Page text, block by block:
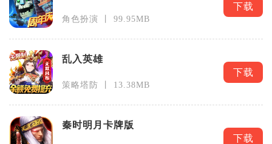
角色扮演 丨 99.95MB
下载
乱入英雄
策略塔防 丨 13.38MB
下载
秦时明月卡牌版
下载